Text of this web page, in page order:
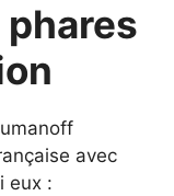
avec
eux :